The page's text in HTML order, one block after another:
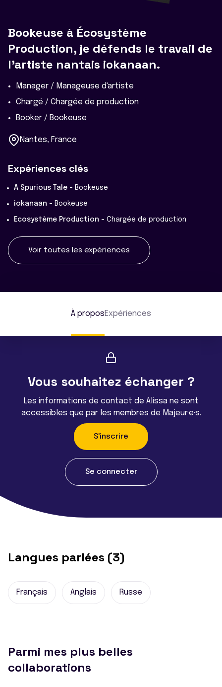
Bookeuse à Écosystème
Production, je défends le travail de
l'artiste nantais iokanaan.
Manager / Manageuse d'artiste
Chargé / Chargée de production
Booker / Bookeuse
Nantes, France
Expériences clés
A Spurious Tale - Bookeuse
iokanaan - Bookeuse
Ecosystème Production - Chargée de production
Voir toutes les expériences
À proposExpériences
Vous souhaitez échanger ?
Les informations de contact de Alissa ne sont
accessibles que par les membres de Majeur·e·s.
S'inscrire
Se connecter
Langues parlées (3)
Français Anglais Russe
Parmi mes plus belles
collaborations